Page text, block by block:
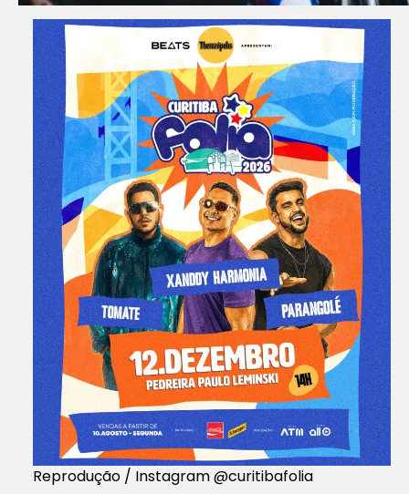
Reprodução / Instagram @curitibafolia